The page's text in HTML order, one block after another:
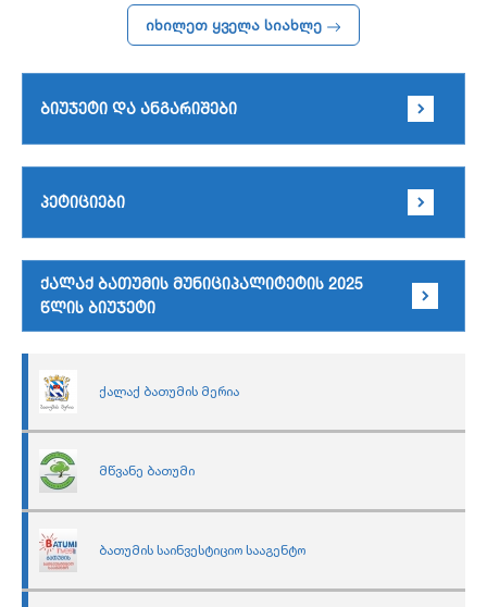
ბიუჯეტი და ანგარიშები
პეტიციები
ქალაქ ბათუმის მუნიციპალიტეტის 2025
წლის ბიუჯეტი
ქალაქ ბათუმის მერია
მწვანე ბათუმი
ბათუმის საინვესტიციო სააგენტო
იხილეთ ყველა სიახლე